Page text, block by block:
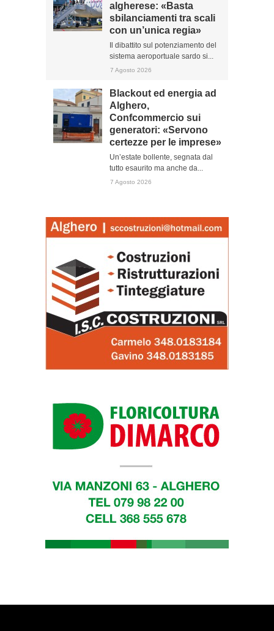
algherese: «Basta
sbilanciamenti tra scali
con un’unica regia»
Il dibattito sul potenziamento del
sistema aeroportuale sardo si...
7 Agosto 2026
Blackout ed energia ad
Alghero,
Confcommercio sui
generatori: «Servono
certezze per le imprese»
Un’estate bollente, segnata dal
tutto esaurito ma anche da...
7 Agosto 2026